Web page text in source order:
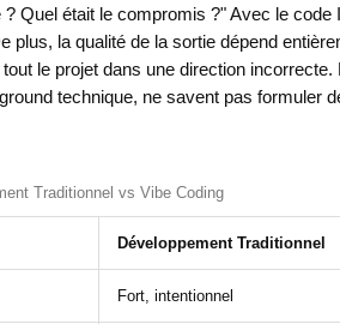
? Quel était le compromis ?" Avec le
plus, la qualité de la sortie dépend
le projet dans une direction
technique, ne savent pas formuler
Traditionnel vs Vibe Coding
Développement Traditionnel
Fort, intentionnel